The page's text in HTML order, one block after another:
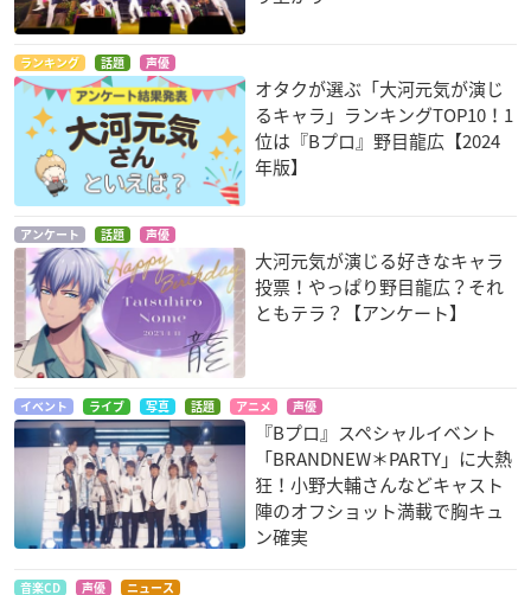
ランキング 話題 声優
オタクが選ぶ「大河元気が演じ
るキャラ」ランキングTOP10！1
位は『Bプロ』野目龍広【2024
年版】
アンケート 話題 声優
大河元気が演じる好きなキャラ
投票！やっぱり野目龍広？それ
ともテラ？【アンケート】
イベント ライブ 写真 話題 アニメ 声優
『Bプロ』スペシャルイベント
「BRANDNEW＊PARTY」に大熱
狂！小野大輔さんなどキャスト
陣のオフショット満載で胸キュ
ン確実
音楽CD 声優 ニュース